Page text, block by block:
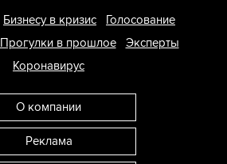
Бизнесу в кризис
Голосование
Прогулки в прошлое
Эксперты
Коронавирус
О компании
Реклама